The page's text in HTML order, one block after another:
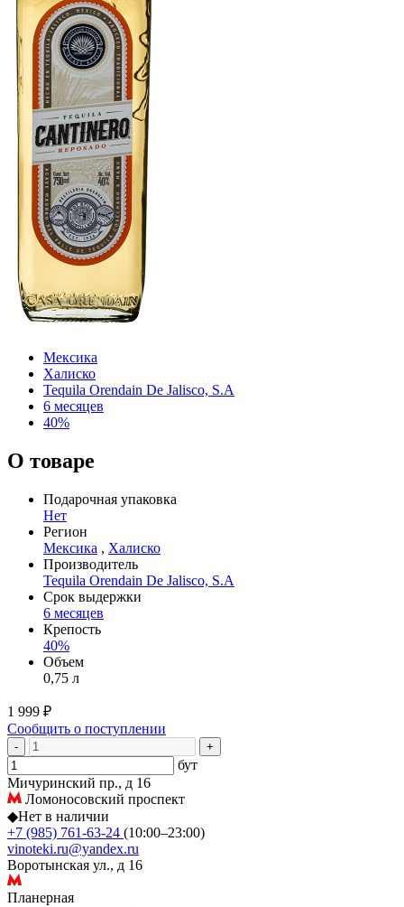
Мексика
Халиско
Tequila Orendain De Jalisco, S.A
6 месяцев
40%
О товаре
Подарочная упаковка
Нет
Регион
Мексика , Халиско
Производитель
Tequila Orendain De Jalisco, S.A
Срок выдержки
6 месяцев
Крепость
40%
Объем
0,75 л
1 999 ₽
Сообщить о поступлении
- +
бут
Мичуринский пр., д 16
Ломоносовский проспект
◆Нет в наличии
+7 (985) 761-63-24 (10:00–23:00)
vinoteki.ru@yandex.ru
Воротынская ул., д 16
Планерная